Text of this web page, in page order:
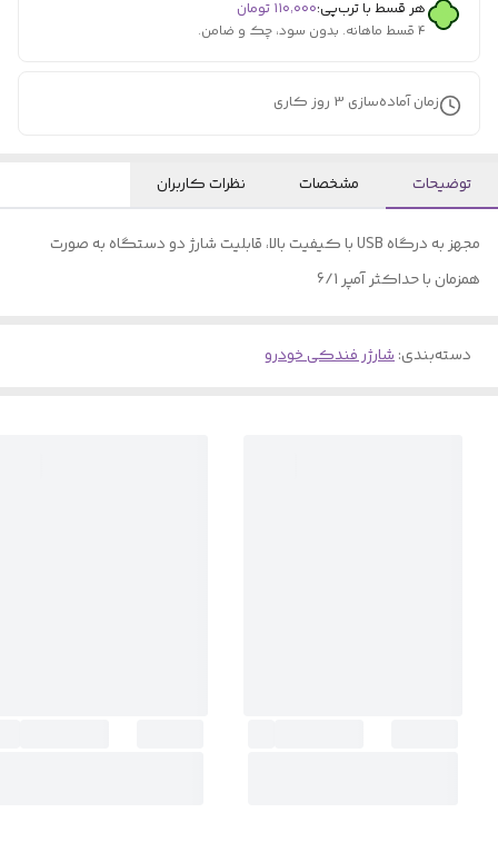
هر قسط با ترب‌پی:۱۱۰٬۰۰۰ تومان
۴ قسط ماهانه. بدون سود، چک و ضامن.
زمان آماده‌سازی 3 روز کاری
توضیحات مشخصات نظرات کاربران
مجهز به درگاه USB با کیفیت بالا، قابلیت شارژ دو دستگاه به صورت
همزمان با حداکثر آمپر 6/1
دسته‌بندی:شارژر فندکی خودرو